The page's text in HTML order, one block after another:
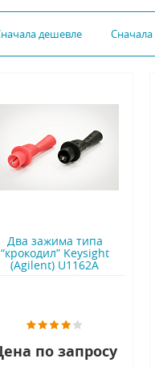
Сначала дешевле
Два зажима типа
“крокодил” Keysight
(Agilent) U1162A
по запросу